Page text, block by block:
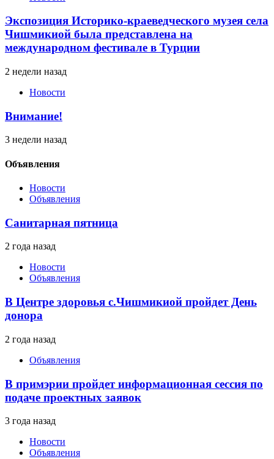
Экспозиция Историко-краеведческого музея села
Чишмикиой была представлена на
международном фестивале в Турции
2 недели назад
Новости
Внимание!
3 недели назад
Объявления
Новости
Объявления
Санитарная пятница
2 года назад
Новости
Объявления
В Центре здоровья с.Чишмикиой пройдет День
донора
2 года назад
Объявления
В примэрии пройдет информационная сессия по
подаче проектных заявок
3 года назад
Новости
Объявления